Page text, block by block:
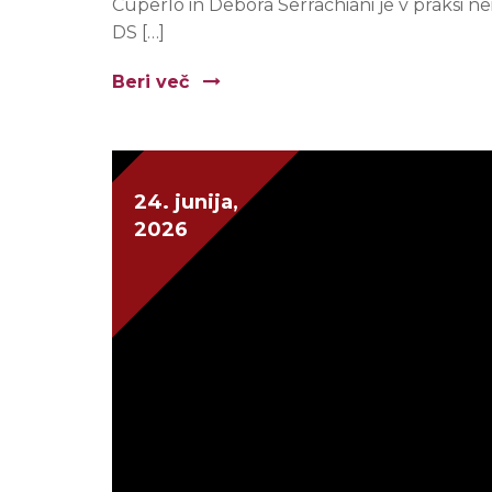
Cuperlo in Debora Serrachiani je v praksi
DS […]
Beri več
24. junija,
2026